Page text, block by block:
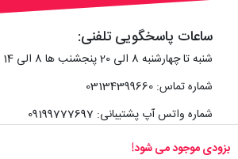
بزودی موجود می شود!
ساعات پاسخگویی تلفنی:
شنبه تا چهارشنبه 8 الی 20 پنجشنب ها 8 الی 14
شماره تماس: 03134399660
شماره واتس آپ پشتیبانی: 09199777697